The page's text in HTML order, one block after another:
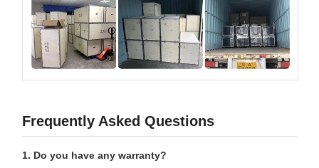
Frequently Asked Questions
1. Do you have any warranty?